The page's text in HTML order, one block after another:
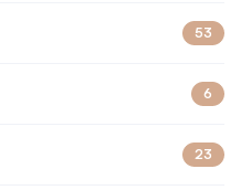
53
6
23